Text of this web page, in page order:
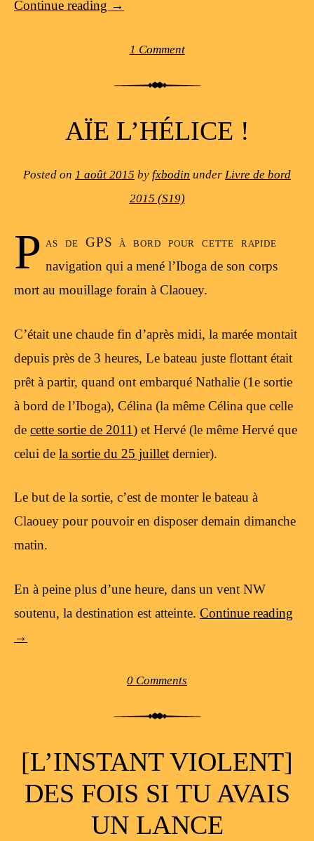
Continue reading →
1 Comment
AÏE L’HÉLICE !
Posted on 1 août 2015 by fxbodin under Livre de bord
2015 (S19)
P as de GPS à bord pour cette rapide
navigation qui a mené l’Iboga de son corps
mort au mouillage forain à Claouey.
C’était une chaude fin d’après midi, la marée montait
depuis près de 3 heures, Le bateau juste flottant était
prêt à partir, quand ont embarqué Nathalie (1e sortie
à bord de l’Iboga), Célina (la même Célina que celle
de cette sortie de 2011) et Hervé (le même Hervé que
celui de la sortie du 25 juillet dernier).
Le but de la sortie, c’est de monter le bateau à
Claouey pour pouvoir en disposer demain dimanche
matin.
En à peine plus d’une heure, dans un vent NW
soutenu, la destination est atteinte. Continue reading
→
0 Comments
[L’INSTANT VIOLENT]
DES FOIS SI TU AVAIS
UN LANCE